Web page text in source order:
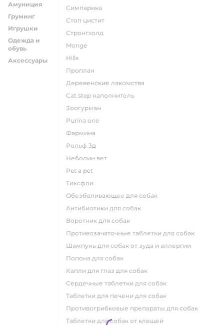
Амуниция
Груминг
Игрушки
Одежда и
обувь
Аксессуары
симпарика
стоп цистит
стронгхолд
monge
hills
проплан
деревенские лакомства
cat step наполнитель
зоогурман
purina one
фармина
рольф 3д
неболин вет
pet a pet
тиксфли
обезболивающее для собак
антибиотики для собак
воротник для собак
противозачаточные таблетки для собак
шампунь для собак от зуда и аллергии
попона для собак
капли для глаз для собак
сердечные таблетки для собак
таблетки для печени для собак
противогрибковые препараты для собак
таблетки для собак от клещей